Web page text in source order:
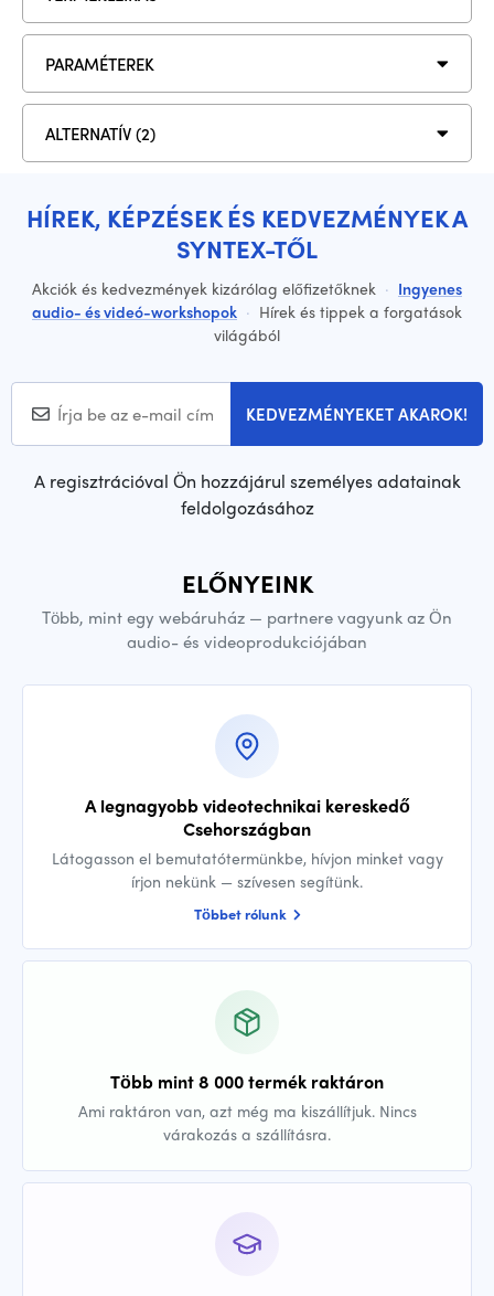
PARAMÉTEREK
ALTERNATÍV (2)
HÍREK, KÉPZÉSEK ÉS KEDVEZMÉNYEK A
SYNTEX-TŐL
Akciók és kedvezmények kizárólag előfizetőknek · Ingyenes
audio- és videó-workshopok · Hírek és tippek a forgatások
világából
KEDVEZMÉNYEKET AKAROK!
A regisztrációval Ön hozzájárul személyes adatainak
feldolgozásához
ELŐNYEINK
Több, mint egy webáruház — partnere vagyunk az Ön
audio- és videoprodukciójában
A legnagyobb videotechnikai kereskedő
Csehországban
Látogasson el bemutatótermünkbe, hívjon minket vagy
írjon nekünk — szívesen segítünk.
Többet rólunk
Több mint 8 000 termék raktáron
Ami raktáron van, azt még ma kiszállítjuk. Nincs
várakozás a szállításra.